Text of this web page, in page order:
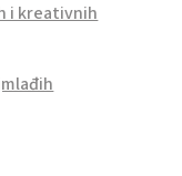
i kreativnih